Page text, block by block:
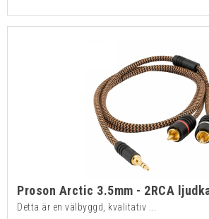
Proson Arctic 3.5mm - 2RCA
Detta är en välbyggd, kvalitativ ...